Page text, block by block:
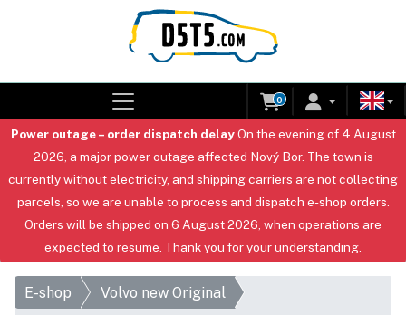
0
Power outage – order dispatch delayOn the evening of 4 August
2026, a major power outage affected Nový Bor. The town is
currently without electricity, and shipping carriers are not collecting
parcels, so we are unable to process and dispatch e-shop orders.
Orders will be shipped on 6 August 2026, when operations are
expected to resume. Thank you for your understanding.
E-shop
Volvo new Original